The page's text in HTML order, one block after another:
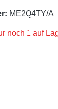
ME2Q4TY/A
noch 1 auf